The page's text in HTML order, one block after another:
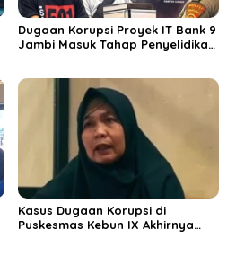
Dugaan Korupsi Proyek IT Bank 9
Jambi Masuk Tahap Penyelidikan,
Kasus Dugaan Korupsi di
Puskesmas Kebun IX Akhirnya